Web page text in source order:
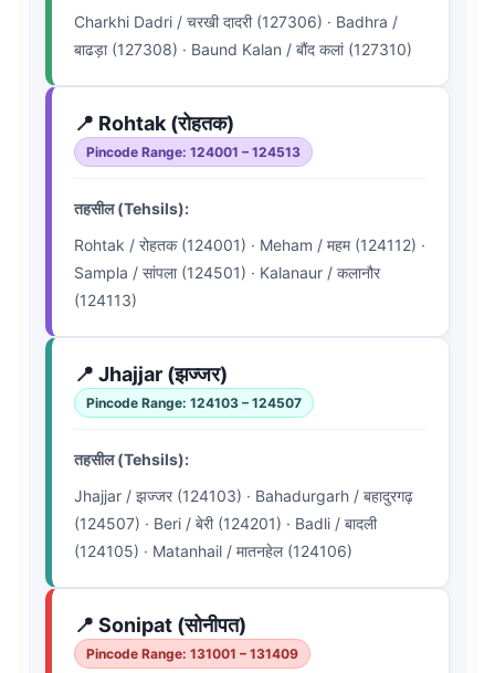
Charkhi Dadri / चरखी दादरी (127306) · Badhra /
बाढड़ा (127308) · Baund Kalan / बौंद कलां (127310)
📍 Rohtak (रोहतक)
Pincode Range: 124001 – 124513
तहसील (Tehsils):
Rohtak / रोहतक (124001) · Meham / महम (124112) ·
Sampla / सांपला (124501) · Kalanaur / कलानौर
(124113)
📍 Jhajjar (झज्जर)
Pincode Range: 124103 – 124507
तहसील (Tehsils):
Jhajjar / झज्जर (124103) · Bahadurgarh / बहादुरगढ़
(124507) · Beri / बेरी (124201) · Badli / बादली
(124105) · Matanhail / मातनहेल (124106)
📍 Sonipat (सोनीपत)
Pincode Range: 131001 – 131409